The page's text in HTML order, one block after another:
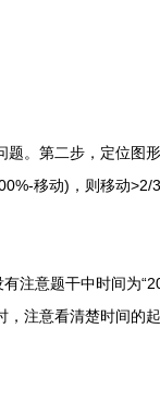
。第二步，定位图
移动)，则移动
意题干中时间为
注意看清楚时间的起